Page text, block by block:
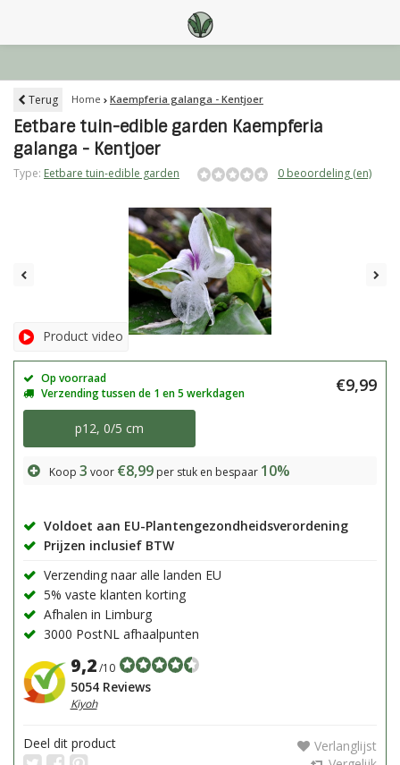
Terug Home Kaempferia galanga - Kentjoer
Eetbare tuin-edible garden Kaempferia
galanga - Kentjoer
Type: Eetbare tuin-edible garden 0 beoordeling (en)
Product video
Op voorraad
Verzending tussen de 1 en 5 werkdagen
€9,99
p12, 0/5 cm
Koop 3 voor €8,99 per stuk en bespaar 10%
Voldoet aan EU-Plantengezondheidsverordening
Prijzen inclusief BTW
Verzending naar alle landen EU
5% vaste klanten korting
Afhalen in Limburg
3000 PostNL afhaalpunten
9,2/10
5054 Reviews
Kiyoh
Deel dit product
Verlanglijst